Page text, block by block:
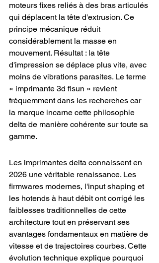
moteurs fixes reliés à des bras articulés
qui déplacent la tête d'extrusion. Ce
principe mécanique réduit
considérablement la masse en
mouvement. Résultat : la tête
d'impression se déplace plus vite, avec
moins de vibrations parasites. Le terme
« imprimante 3d flsun » revient
fréquemment dans les recherches car
la marque incarne cette philosophie
delta de manière cohérente sur toute sa
gamme.
Les imprimantes delta connaissent en
2026 une véritable renaissance. Les
firmwares modernes, l'input shaping et
les hotends à haut débit ont corrigé les
faiblesses traditionnelles de cette
architecture tout en préservant ses
avantages fondamentaux en matière de
vitesse et de trajectoires courbes. Cette
évolution technique explique pourquoi